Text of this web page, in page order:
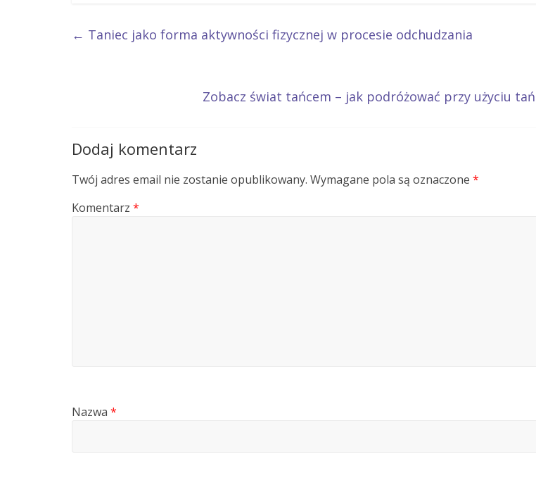
← Taniec jako forma aktywności fizycznej w procesie odchudzania
Zobacz świat tańcem – jak podróżować przy użyciu
Dodaj komentarz
Twój adres email nie zostanie opublikowany. Wymagane pola są oznaczone *
Komentarz *
Nazwa *